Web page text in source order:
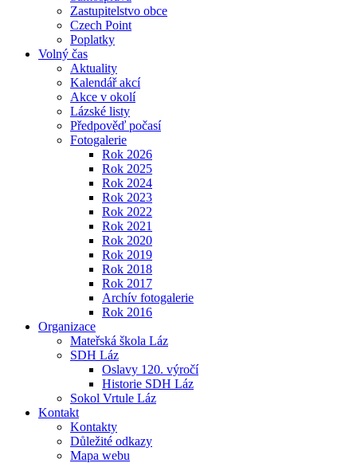
Zastupitelstvo obce
Czech Point
Poplatky
Volný čas
Aktuality
Kalendář akcí
Akce v okolí
Lázské listy
Předpověď počasí
Fotogalerie
Rok 2026
Rok 2025
Rok 2024
Rok 2023
Rok 2022
Rok 2021
Rok 2020
Rok 2019
Rok 2018
Rok 2017
Archív fotogalerie
Rok 2016
Organizace
Mateřská škola Láz
SDH Láz
Oslavy 120. výročí
Historie SDH Láz
Sokol Vrtule Láz
Kontakt
Kontakty
Důležité odkazy
Mapa webu